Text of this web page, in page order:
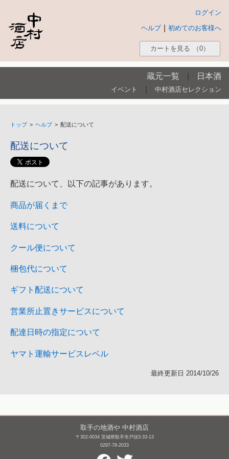
ログイン
初めてのお客様へ
ヘルプ
カートを見る （0）
蔵元一覧 日本酒
イベント 中村酒店セレクション
トップ > ヘルプ > 配送について
配送について
配送について、以下の記事があります。
商品が届くまで
送料について
クール便について
梱包代について
ギフト配送について
営業所止置きサービスについて
配達日時の指定について
ヤマト運輸サービスレベル
最終更新日 2014/10/26
取手の地酒や 中村酒店
〒302-0034 茨城県取手市戸頭3-33-13
0297-78-2033